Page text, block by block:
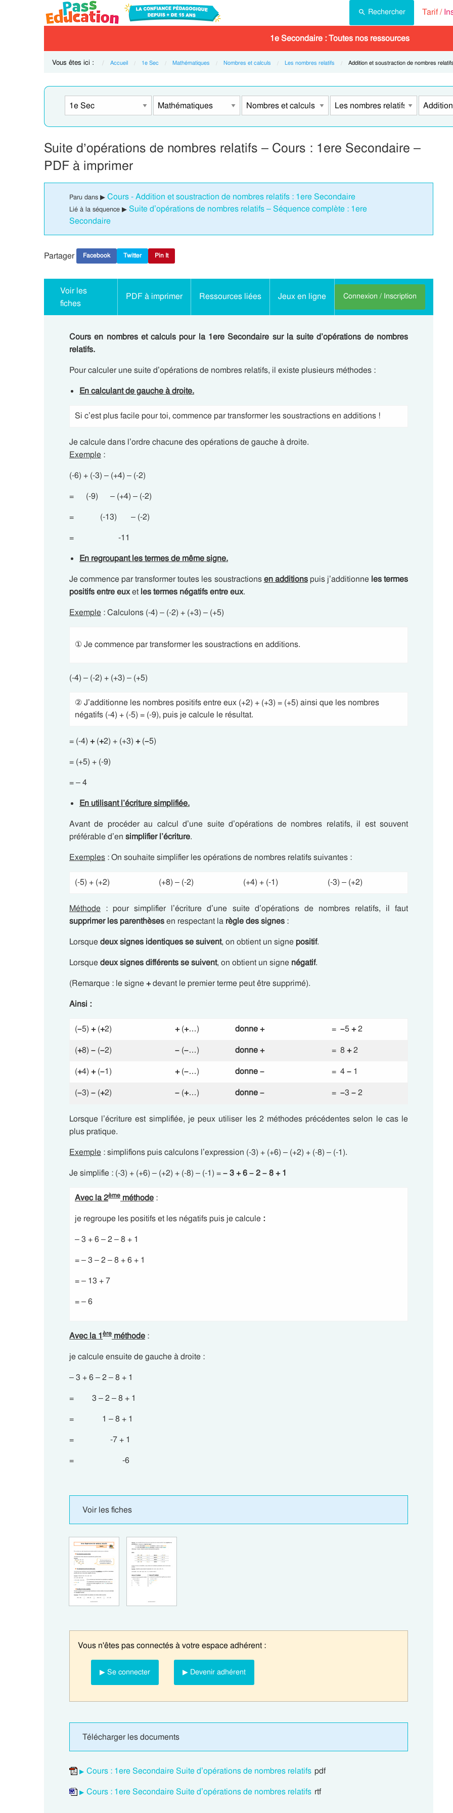
Rechercher Tarif /
1e Secondaire : Toutes nos ressources
Vous êtes ici : Accueil 1e Sec Mathématiques Nombres et calculs Les nombres relatifs Current:
Addition et soustraction de nombres relatifs
Suite d’opérations de nombres relatifs – Cours : 1ere Secondaire –
PDF à imprimer
Paru dans ▶ Cours - Addition et soustraction de nombres relatifs : 1ere Secondaire
Lié à la séquence ▶ Suite d’opérations de nombres relatifs – Séquence complète : 1ere
Secondaire
Partager Facebook Twitter Pin It
Voir les
fiches
PDF à imprimer Ressources liées Jeux en ligne Connexion / Inscription
Cours en nombres et calculs pour la 1ere Secondaire sur la suite d’opérations de nombres
relatifs.
Pour calculer une suite d’opérations de nombres relatifs, il existe plusieurs méthodes :
En calculant de gauche à droite.
Si c’est plus facile pour toi, commence par transformer les soustractions en additions !
Je calcule dans l’ordre chacune des opérations de gauche à droite.
Exemple :
(-6) + (-3) – (+4) – (-2)
= (-9) – (+4) – (-2)
= (-13) – (-2)
= -11
En regroupant les termes de même signe.
Je commence par transformer toutes les soustractionsen additionspuis j’additionne les termes
positifs entre euxet les termes négatifs entre eux.
Exemple : Calculons (-4) – (-2) + (+3) – (+5)
① Je commence par transformer les soustractions en additions.
(-4) – (-2) + (+3) – (+5)
② J’additionne les nombres positifs entre eux (+2) + (+3) = (+5) ainsi que les nombres
négatifs (-4) + (-5) = (-9), puis je calcule le résultat.
= (-4) +(+2) + (+3) +(–5)
= (+5) + (-9)
= – 4
En utilisant l’écriture simplifiée.
Avant de procéder au calcul d’une suite d’opérations de nombres relatifs, il est souvent
préférable d’en simplifier l’écriture.
Exemples : On souhaite simplifier les opérations de nombres relatifs suivantes :
(-5) + (+2) (+8) – (-2) (+4) + (-1) (-3) – (+2)
Méthode : pour simplifier l’écriture d’une suite d’opérations de nombres relatifs, il faut
supprimer les parenthèsesen respectant la règle des signes :
Lorsquedeux signes identiques se suivent, on obtient un signepositif.
Lorsquedeux signes différents se suivent, on obtient un signe négatif.
(Remarque : le signe+devant le premier terme peut être supprimé).
Ainsi :
(–5) +(+2) +(+…) donne+ = –5+2
(+8) – (–2) – (–…) donne+ = 8 +2
(+4) +(–1) +(–…) donne– = 4– 1
(–3) – (+2) – (+…) donne– = –3 –2
Lorsque l’écriture est simplifiée, je peux utiliser les 2 méthodes précédentes selon le cas le
plus pratique.
Exemple : simplifions puis calculons l’expression (-3) + (+6) – (+2) + (-8) – (-1).
Je simplifie : (-3) + (+6) – (+2) + (-8) – (-1) =– 3 + 6 – 2 – 8 + 1
Avec la 2ème méthode :
je regroupe les positifs et les négatifs puis je calcule :
– 3 + 6 – 2 – 8 + 1
= – 3 – 2 – 8 + 6 + 1
= – 13 + 7
= – 6
Avec la 1ère méthode :
je calcule ensuite de gauche à droite :
– 3 + 6 – 2 – 8 + 1
= 3 – 2 – 8 + 1
= 1 – 8 + 1
= -7 + 1
= -6
Voir les fiches
Vous n'êtes pas connectés à votre espace adhérent :
▶ Se connecter ▶ Devenir adhérent
Télécharger les documents
Cours : 1ere Secondaire Suite d’opérations de nombres relatifs pdf
Cours : 1ere Secondaire Suite d’opérations de nombres relatifs rtf